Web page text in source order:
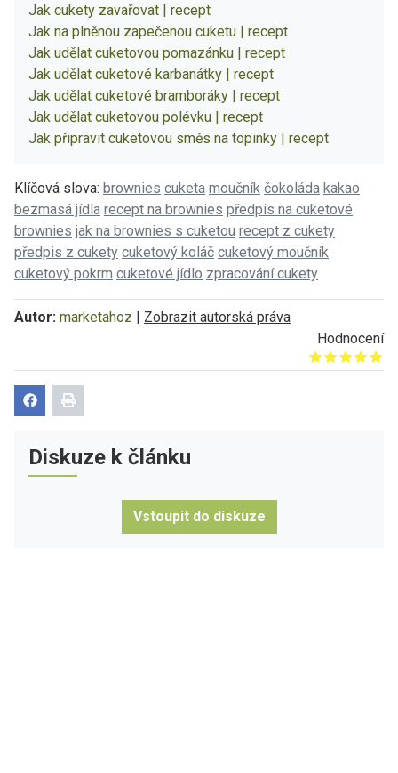
Jak cukety zavařovat | recept
Jak na plněnou zapečenou cuketu | recept
Jak udělat cuketovou pomazánku | recept
Jak udělat cuketové karbanátky | recept
Jak udělat cuketové bramboráky | recept
Jak udělat cuketovou polévku | recept
Jak připravit cuketovou směs na topinky | recept
Klíčová slova: brownies cuketa moučník čokoláda kakao
bezmasá jídla recept na brownies předpis na cuketové
brownies jak na brownies s cuketou recept z cukety
předpis z cukety cuketový koláč cuketový moučník
cuketový pokrm cuketové jídlo zpracování cukety
Autor: marketahoz | Zobrazit autorská práva
Hodnocení
Give it 1/5
Give it 2/5
Give it 3/5
Give it 4/5
Give it 5/5
Diskuze k článku
Vstoupit do diskuze